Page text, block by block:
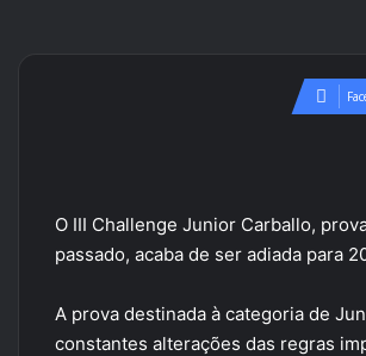
O III Challenge Junior Carballo,
passado, acaba de ser adiada para
A prova destinada à categoria de
constantes alterações das regras